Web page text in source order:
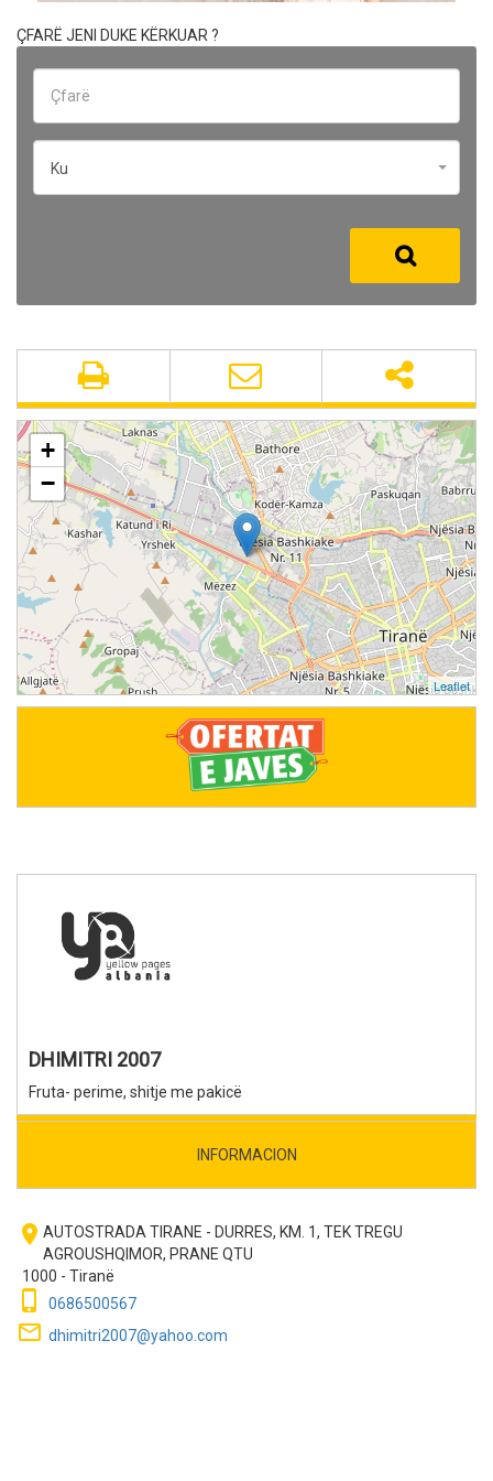
ÇFARË JENI DUKE KËRKUAR ?
Ku
DHIMITRI 2007
Fruta- perime, shitje me pakicë
INFORMACION
room AUTOSTRADA TIRANE - DURRES, KM. 1, TEK TREGU
AGROUSHQIMOR, PRANE QTU
1000 - Tiranë
phone_iphone 0686500567
mail_outline dhimitri2007@yahoo.com
+
−
Leaflet